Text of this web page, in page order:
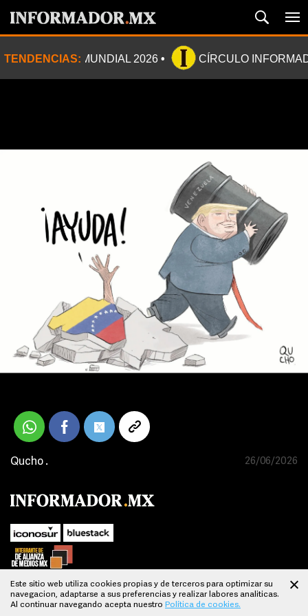
TENDENCIAS: MUNDIAL 2026 CÍRCULO
Qucho . 26/06/2026
SUBIR
Este sitio web utiliza cookies propias y de terceros para optimizar su
navegacion, adaptarse a sus preferencias y realizar labores analiticas.
Al continuar navegando acepta nuestro Política de cookies.